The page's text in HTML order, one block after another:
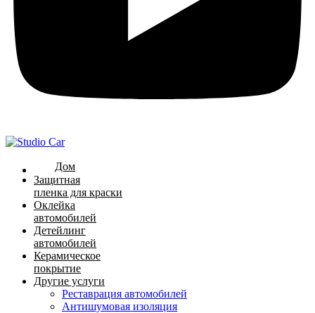
Дом
Защитная
пленка для краски
Оклейка
автомобилей
Детейлинг
автомобилей
Керамическое
покрытие
Другие услуги
Реставрация автомобилей
Антишумовая изоляция